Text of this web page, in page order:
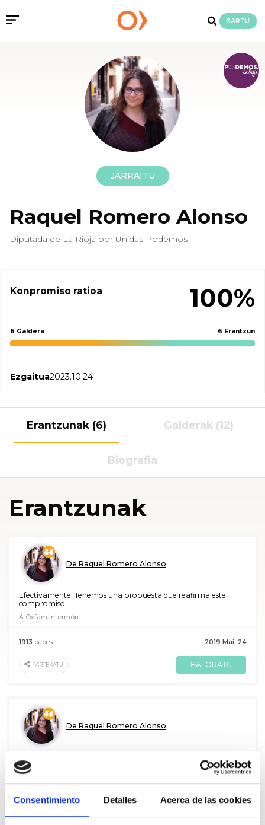
Consentimiento Detalles Acerca de las cookies
SARTU
JARRAITU
Raquel Romero Alonso
Diputada de La Rioja por Unidas Podemos
Konpromiso ratioa 100%
6 Galdera 6 Erantzun
Ezgaitua2023.10.24
Erantzunak (6) Galderak (12)
Biografia
Erantzunak
De Raquel Romero Alonso
Efectivamente! Tenemos una propuesta que reafirma este
compromiso
A Oxfam Intermón
2019 Mai. 24
1913 babes
PARTEKATU BALORATU
De Raquel Romero Alonso
Ajuan jose moreno ruiz de la torre
2019 Mai. 14
6babes